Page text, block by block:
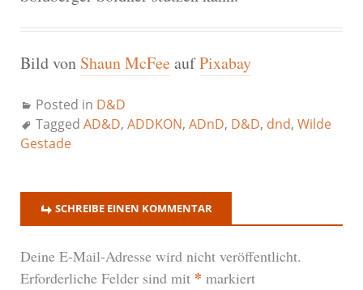
Bild von Shaun McFeeaufPixabay
Posted in D&D
Tagged AD&D, ADDKON, ADnD, D&D, dnd, Wilde
Gestade
SCHREIBE EINEN KOMMENTAR
Deine E-Mail-Adresse wird nicht veröffentlicht.
Erforderliche Felder sind mit * markiert